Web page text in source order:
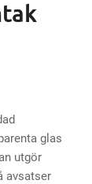
glas
utgör
avsatser